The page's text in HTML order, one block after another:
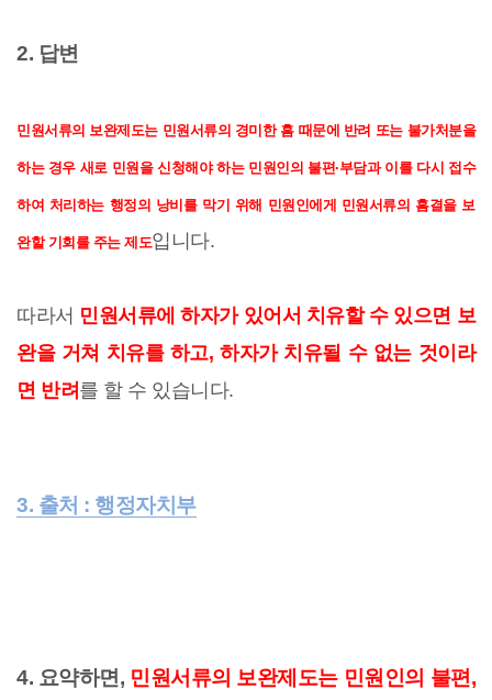
2. 답변
민원서류의 보완제도는 민원서류의 경미한 흠 때문에 반려 또는 불가처분을
하는 경우 새로 민원을 신청해야 하는 민원인의 불편·부담과 이를 다시 접수
하여 처리하는 행정의 낭비를 막기 위해 민원인에게 민원서류의 흠결을 보
완할 기회를 주는 제도입니다.
따라서 민원서류에 하자가 있어서 치유할 수 있으면 보
완을 거쳐 치유를 하고, 하자가 치유될 수 없는 것이라
면 반려 를 할 수 있습니다.
3. 출처 : 행정자치부
4. 요약하면, 민원서류의 보완제도는 민원인의 불편,